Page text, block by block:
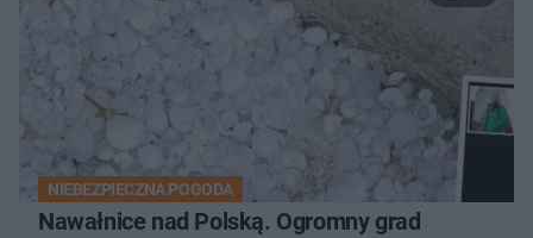
NIEBEZPIECZNA POGODA
Nawałnice nad Polską. Ogromny grad